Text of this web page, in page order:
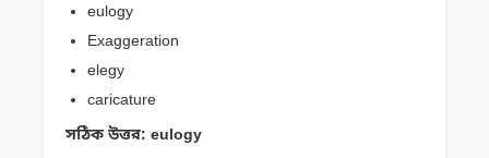
eulogy
Exaggeration
elegy
caricature
সঠিক উত্তর: eulogy